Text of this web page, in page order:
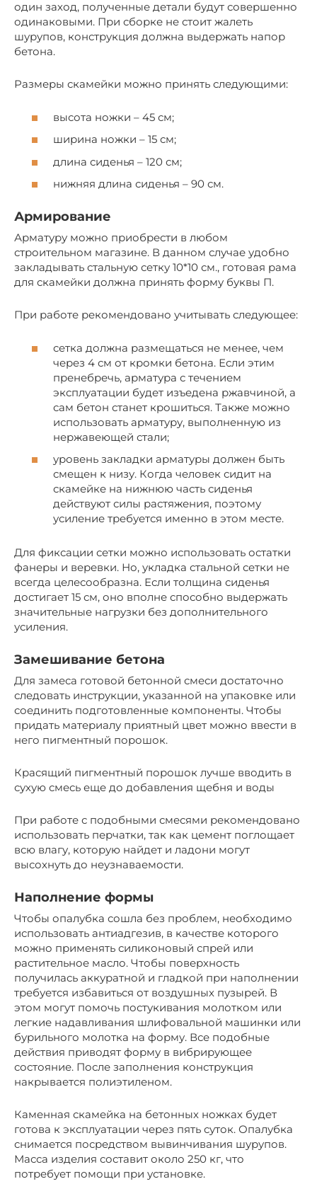
один заход, полученные детали будут совершенно
одинаковыми. При сборке не стоит жалеть
шурупов, конструкция должна выдержать напор
бетона.
Размеры скамейки можно принять следующими:
высота ножки – 45 см;
ширина ножки – 15 см;
длина сиденья – 120 см;
нижняя длина сиденья – 90 см.
Армирование
Арматуру можно приобрести в любом
строительном магазине. В данном случае удобно
закладывать стальную сетку 10*10 см., готовая рама
для скамейки должна принять форму буквы П.
При работе рекомендовано учитывать следующее:
сетка должна размещаться не менее, чем
через 4 см от кромки бетона. Если этим
пренебречь, арматура с течением
эксплуатации будет изъедена ржавчиной, а
сам бетон станет крошиться. Также можно
использовать арматуру, выполненную из
нержавеющей стали;
уровень закладки арматуры должен быть
смещен к низу. Когда человек сидит на
скамейке на нижнюю часть сиденья
действуют силы растяжения, поэтому
усиление требуется именно в этом месте.
Для фиксации сетки можно использовать остатки
фанеры и веревки. Но, укладка стальной сетки не
всегда целесообразна. Если толщина сиденья
достигает 15 см, оно вполне способно выдержать
значительные нагрузки без дополнительного
усиления.
Замешивание бетона
Для замеса готовой бетонной смеси достаточно
следовать инструкции, указанной на упаковке или
соединить подготовленные компоненты. Чтобы
придать материалу приятный цвет можно ввести в
него пигментный порошок.
Красящий пигментный порошок лучше вводить в
сухую смесь еще до добавления щебня и воды
При работе с подобными смесями рекомендовано
использовать перчатки, так как цемент поглощает
всю влагу, которую найдет и ладони могут
высохнуть до неузнаваемости.
Наполнение формы
Чтобы опалубка сошла без проблем, необходимо
использовать антиадгезив, в качестве которого
можно применять силиконовый спрей или
растительное масло. Чтобы поверхность
получилась аккуратной и гладкой при наполнении
требуется избавиться от воздушных пузырей. В
этом могут помочь постукивания молотком или
легкие надавливания шлифовальной машинки или
бурильного молотка на форму. Все подобные
действия приводят форму в вибрирующее
состояние. После заполнения конструкция
накрывается полиэтиленом.
Каменная скамейка на бетонных ножках будет
готова к эксплуатации через пять суток. Опалубка
снимается посредством вывинчивания шурупов.
Масса изделия составит около 250 кг, что
потребует помощи при установке.